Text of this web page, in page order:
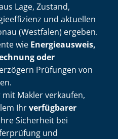
Lage, Zustand,
und aktuellen
(Westfalen) ergeben.
wie Energieausweis,
oder
Prüfungen von
Makler verkaufen,
Ihrverfügbarer
Sicherheit bei
und